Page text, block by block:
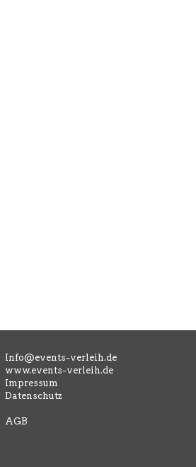
Info@events-verleih.de
www.events-verleih.de
Impressum
Datenschutz
AGB